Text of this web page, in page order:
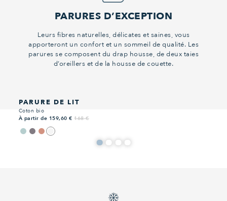
PARURES D’EXCEPTION
Leurs fibres naturelles, délicates et saines, vous
apporteront un confort et un sommeil de qualité. Les
parures se composent du drap housse, de deux taies
d’oreillers et de la housse de couette.
PARURE DE LIT
Coton bio
À partir de 159,60 €168 €